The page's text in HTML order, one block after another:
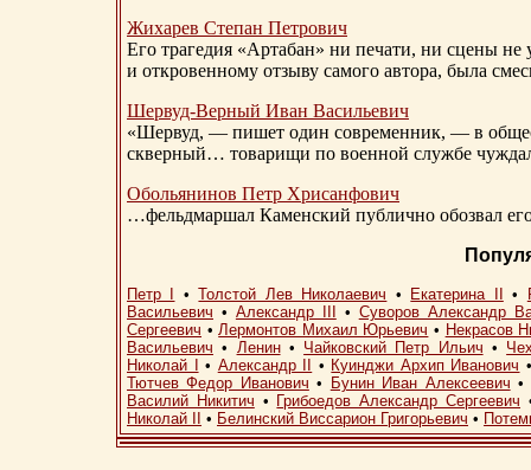
Жихарев Степан Петрович
Его трагедия «Артабан» ни печати, ни сцены
и откровенному отзыву самого автора, была
Шервуд-Верный Иван Васильевич
«Шервуд, — пишет один современник, — в
скверный… товарищи по военной службе
Обольянинов Петр Хрисанфович
…фельдмаршал Каменский публично обозвал
Петр I •Толстой Лев Николаевич • Екатерина II •
Васильевич • Александр III • Суворов Александр
Сергеевич •Лермонтов Михаил Юрьевич • Некрасов
Васильевич • Ленин• Чайковский Петр Ильич •
Николай I
• Александр II • Куинджи Архип Иванович
Тютчев Федор Иванович • Бунин Иван Алексеевич •
Василий Никитич • Грибоедов Александр Сергеевич
Николай II
• Белинский Виссарион Григорьевич •